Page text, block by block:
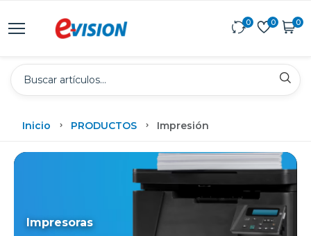
0 0 0
Inicio PRODUCTOS Impresión
Impresoras